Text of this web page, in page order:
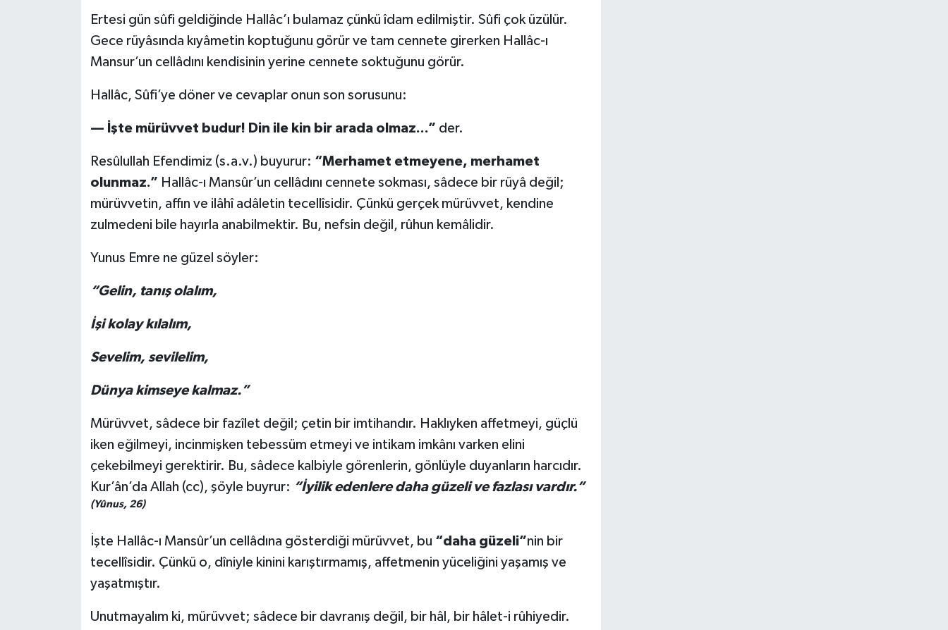
Ertesi gün sûfi geldiğinde Hallâc’ı bulamaz çünkü îdam edilmiştir. Sûfi çok üzülür.
Gece rüyâsında kıyâmetin koptuğunu görür ve tam cennete girerken Hallâc-ı
Mansur’un cellâdını kendisinin yerine cennete soktuğunu görür.
Hallâc, Sûfi’ye döner ve cevaplar onun son sorusunu:
— İşte mürüvvet budur! Din ile kin bir arada olmaz...” der.
Resûlullah Efendimiz (s.a.v.) buyurur: “Merhamet etmeyene, merhamet
olunmaz.” Hallâc-ı Mansûr’un cellâdını cennete sokması, sâdece bir rüyâ değil;
mürüvvetin, affın ve ilâhî adâletin tecellîsidir. Çünkü gerçek mürüvvet, kendine
zulmedeni bile hayırla anabilmektir. Bu, nefsin değil, rûhun kemâlidir.
Yunus Emre ne güzel söyler:
“Gelin, tanış olalım,
İşi kolay kılalım,
Sevelim, sevilelim,
Dünya kimseye kalmaz.”
Mürüvvet, sâdece bir fazîlet değil; çetin bir imtihandır. Haklıyken affetmeyi, güçlü
iken eğilmeyi, incinmişken tebessüm etmeyi ve intikam imkânı varken elini
çekebilmeyi gerektirir. Bu, sâdece kalbiyle görenlerin, gönlüyle duyanların harcıdır.
Kur’ân’da Allah (cc), şöyle buyrur: “İyilik edenlere daha güzeli ve fazlası vardır.”
(Yûnus, 26)
İşte Hallâc-ı Mansûr’un cellâdına gösterdiği mürüvvet, bu “daha güzeli”nin bir
tecellîsidir. Çünkü o, dîniyle kinini karıştırmamış, affetmenin yüceliğini yaşamış ve
yaşatmıştır.
Unutmayalım ki, mürüvvet; sâdece bir davranış değil, bir hâl, bir hâlet-i rûhiyedir.